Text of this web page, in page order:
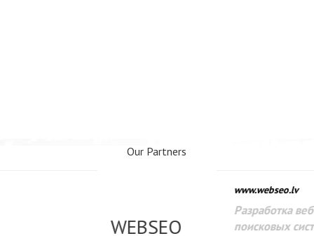
Our Partners
Разработка веб-сайтов Администрирование веб-сайтов.
поисковых систем интернета. Раскрутка веб-сайтов.